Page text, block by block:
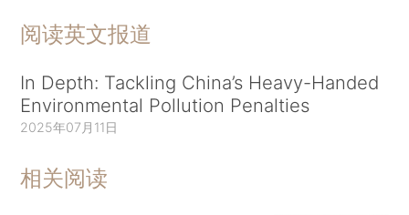
阅读英文报道
In Depth: Tackling China’s Heavy-Handed
Environmental Pollution Penalties
2025年07月11日
相关阅读